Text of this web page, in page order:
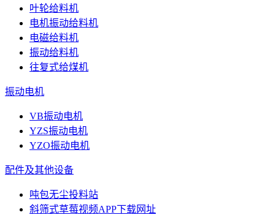
叶轮给料机
电机振动给料机
电磁给料机
振动给料机
往复式给煤机
振动电机
VB振动电机
YZS振动电机
YZO振动电机
配件及其他设备
吨包无尘投料站
斜筛式草莓视频APP下载网址